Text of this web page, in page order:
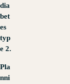
dia
bet
es
typ
e 2.
Pla
nni